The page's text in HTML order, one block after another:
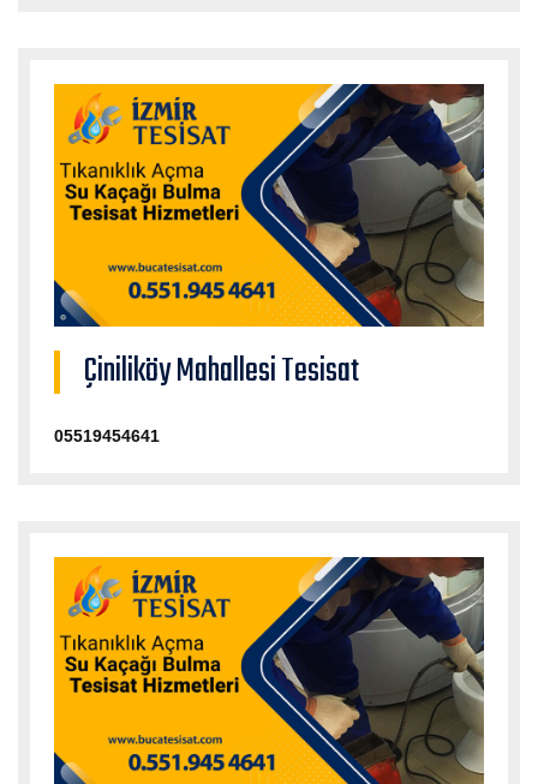
Çiniliköy Mahallesi Tesisat
05519454641